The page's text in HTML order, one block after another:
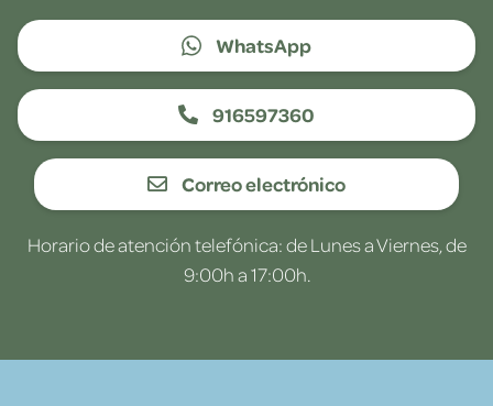
WhatsApp
916597360
Correo electrónico
Horario de atención telefónica: de Lunes a Viernes, de
9:00h a 17:00h.